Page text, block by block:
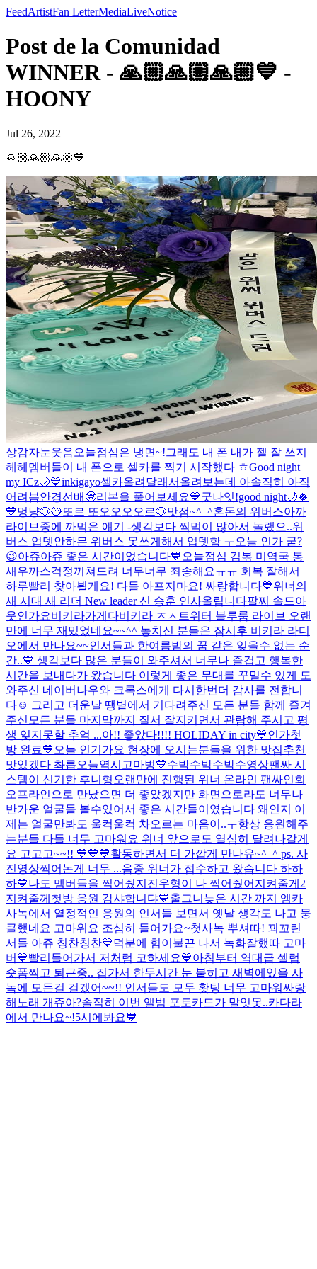
FeedArtistFan LetterMediaLiveNotice
Post de la Comunidad
WINNER - 🙏🏼🙏🏼🙏🏼💙 -
HOONY
Jul 26, 2022
🙏🏼🙏🏼🙏🏼💙
상감자눈웃음오늘점심은 냉면~!그래도 내 폰 내가 젤 잘 쓰지
헤헤 멤버들이 내 폰으로 셀카를 찍기 시작했다 ㅎGood night
my ICz🌙💙inkigayo셀카올려달래서올려보는데 아솔직히 아직
어려븜안경선배🤓리본을 풀어보세요💙굿나잇!good night🌙🍀
💙멍냥🐶😽또르 또오오오오르🐶맛점~^_^혼돈의 위버스아까
라이브중에 까먹은 얘기 -생각보다 찍먹이 많아서 놀랬으..위
버스 업뎃안하믄 위버스 못쓰게해서 업뎃함 ㅜ오늘 인가 굳?
😉아쥬아쥬 좋은 시간이었습니다💙 오늘점심 김볶 미역국 통
새우까스걱정끼쳐드려 너무너무 죄송해요ㅠㅠ 회복 잘해서
하루빨리 찾아뵐게요! 다들 아프지마요! 싸랑합니다💙위너의
새 시대 새 리더 New leader 신 승훈 인사올립니다팔찌 솔드아
웃인가요비키라가게다비키라 ㅈㅅ 트위터 블루룸 라이브 오랜
만에 너무 재밌었네요~~^^ 놓치신 분들은 잠시후 비키라 라디
오에서 만나요~~인서들과 한여름밤의 꿈 같은 잊을수 없는 순
간..💙 생각보다 많은 분들이 와주셔서 너무나 즐겁고 행복한
시간을 보내다가 왔습니다 이렇게 좋은 무대를 꾸밀수 있게 도
와주신 네이버나우와 크록스에게 다시한번더 감사를 전합니
다☺️ 그리고 더운날 땡볕에서 기다려주신 모든 분들 함께 즐겨
주신모든 분들 마지막까지 질서 잘지키면서 관람해 주시고 평
생 잊지못할 추억 ...아!! 좋았다!!!! HOLIDAY in city💙인가첫
방 완료💙 오늘 인기가요 현장에 오시는분들을 위한 맛집추천
맛있겠다 촤릅오늘역시고마벙💙수박수박수박수영상팬싸 시
스템이 신기한 후니형 오랜만에 진행된 위너 온라인 팬싸인회
오프라인으로 만났으면 더 좋았겠지만 화면으로라도 너무나
반가운 얼굴들 볼수있어서 좋은 시간들이였습니다 왜인지 이
제는 얼굴만봐도 울컥울컥 차오르는 마음이..ㅜ항상 응원해주
는분들 다들 너무 고마워요 위너 앞으로도 열심히 달려나갈게
요 고고고~~!! 💙💙💙활동하면서 더 가깝게 만나유~^_^ ps. 사
진영상찍어논게 너무 ...음중 위너가 접수하고 왔습니다 하하
하💙나도 멤버들을 찍어줬지 진우형이 나 찍어줬어 지켜줄게2
지켜줄께 첫방 응원 감샤합니댜💙출그니 늦은 시간 까지 엠카
사녹에서 열정적인 응원의 인서들 보면서 옛날 생각도 나고 뭉
클했네요 고마워요 조심히 들어가요~첫사녹 뿌셔따! 꾀꼬린
서들 아쥬 칭찬칭찬💙덕분에 힘이불끈 나서 녹화잘했따 고마
버💙빨리들어가서 저처럼 코하세요💙아침부터 역대급 셀럽
숏폼찍고 퇴근중.. 집가서 한두시간 눈 붙히고 새벽에있을 사
녹에 모든걸 걸겠어~~!! 인서들도 모두 홧팅 너무 고마워싸랑
해 노래 개쥬아?솔직히 이번 앨범 포토카드가 말잇못..카다라
에서 만나요~!5시에봐요💙